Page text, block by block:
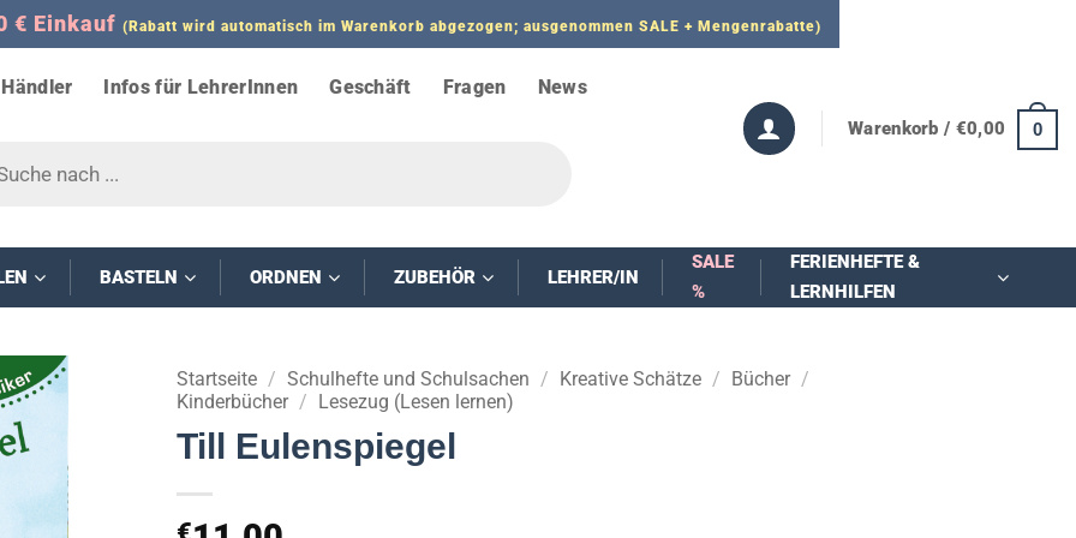
€ Einkauf (Rabatt wird automatisch im Warenkorb abgezogen; ausgenommen SALE + Mengenrabatte)
Händler Infos für LehrerInnen Geschäft Fragen News
Warenkorb / €0,00 0
BASTELN ORDNEN ZUBEHÖR LEHRER/IN
SALE
%
FERIENHEFTE &
LERNHILFEN
Startseite / Schulhefte und Schulsachen / Kreative Schätze / Bücher /
Kinderbücher / Lesezug (Lesen lernen)
Till Eulenspiegel